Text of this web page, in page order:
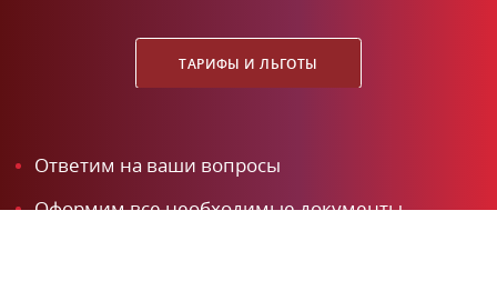
ТАРИФЫ И ЛЬГОТЫ
Ответим на ваши вопросы
Оформим все необходимые документы